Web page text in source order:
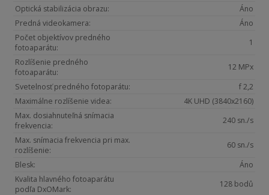
Optická stabilizácia obrazu:
Áno
Predná videokamera:
Áno
Počet objektívov predného
fotoaparátu:
1
Rozlíšenie predného
fotoaparátu:
12 MPx
Svetelnosť predného fotoparátu:
f 2,2
Maximálne rozlíšenie videa:
4K UHD (3840x2160)
Max. dosiahnuteľná snímacia
frekvencia:
240 sn./s
Max. snímacia frekvencia pri max.
rozlíšenie:
60 sn./s
Blesk:
Áno
Kvalita hlavného fotoaparátu
podľa DxOMark:
128 bodů